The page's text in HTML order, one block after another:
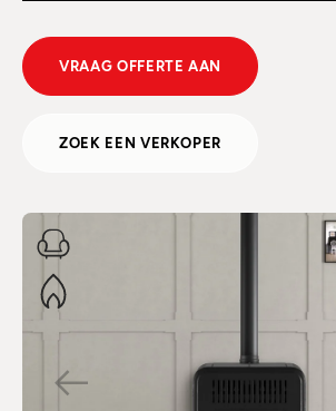
VRAAG OFFERTE AAN
ZOEK EEN VERKOPER